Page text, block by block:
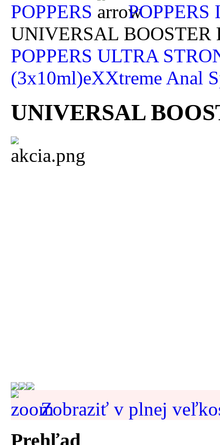
POPPERS
UNIVERSAL BOOSTER
POPPERS ULTRA
(3x10ml)eXXtreme Anal
UNIVERSAL
Zobraziť v plnej
Prehľad